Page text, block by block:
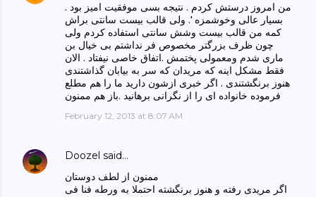
من امروز درستش كردم . نتيجه بسى موفقيت اميز بود .
بسيار عالى وخوشمزه '. ولى قالب بيست سانتى براش
كمه من قالب بيست وشش سانتى استفاده كردم ولى
چون ظرف بزرگتر مخصوص فر نداشتم بى خيال بن
مارى شدم ومعمولى پختمش .اتفاق خاصى نيفتاد . الان
فقط مشكل اينه كه مريدان كه سر به بيابان گذاشتندى
هنوز برنگشتندى . اگر خبرى ازشون داريد ما را هم مطلع
فرموده خانواده اى را از نگرانى برهانيد .باز هم ممنون
February 12, 2013 at 8:07 AM
Doozel said…
ممنون از لطف دوستان
اگر مریدی رفته و هنوز برنگشته احتملا به ورطه فنا فی